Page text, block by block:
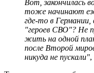
Вот, закончилась
тоже начинают
где-то в
"героев СВО"? Не
жить на одной
после Второй
никуда не пускали",